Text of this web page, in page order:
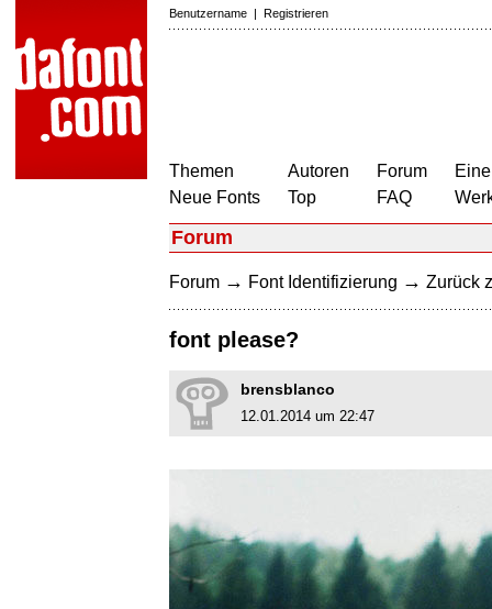
Benutzername | Registrieren
Themen
Neue Fonts
Autoren
Top
Forum
FAQ
Forum
Forum → Font Identifizierung → Zurück
font please?
brensblanco
12.01.2014 um 22:47